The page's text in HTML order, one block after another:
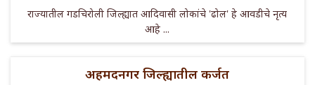
राज्यातील गडचिरोली जिल्ह्यात आदिवासी लोकांचे 'ढोल' हे आवडीचे नृत्य
आहे ...
अहमदनगर जिल्ह्यातील कर्जत